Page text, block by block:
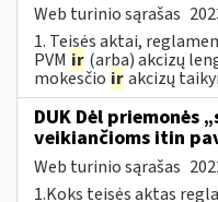
Web turinio sąrašas
1. Teisės aktai,
PVM ir (arba) akcizų
mokesčio irakcizų
DUK Dėl priemonės
veikiančioms itin
Web turinio sąrašas
1.Koks teisės aktas